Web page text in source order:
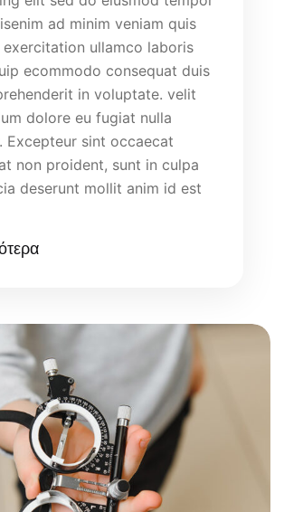
ad minim veniam quis
exercitation ullamco laboris
ecommodo consequat duis
in voluptate. velit
dolore eu fugiat nulla
Excepteur sint occaecat
non proident, sunt in culpa
deserunt mollit anim id est